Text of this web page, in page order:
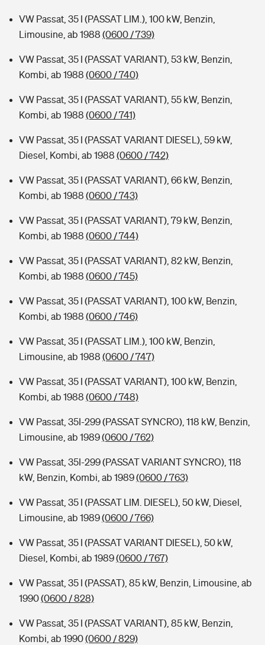
VW Passat, 35 I (PASSAT LIM.), 100 kW, Benzin,
Limousine, ab 1988 (0600 / 739)
VW Passat, 35 I (PASSAT VARIANT), 53 kW, Benzin,
Kombi, ab 1988 (0600 / 740)
VW Passat, 35 I (PASSAT VARIANT), 55 kW, Benzin,
Kombi, ab 1988 (0600 / 741)
VW Passat, 35 I (PASSAT VARIANT DIESEL), 59 kW,
Diesel, Kombi, ab 1988 (0600 / 742)
VW Passat, 35 I (PASSAT VARIANT), 66 kW, Benzin,
Kombi, ab 1988 (0600 / 743)
VW Passat, 35 I (PASSAT VARIANT), 79 kW, Benzin,
Kombi, ab 1988 (0600 / 744)
VW Passat, 35 I (PASSAT VARIANT), 82 kW, Benzin,
Kombi, ab 1988 (0600 / 745)
VW Passat, 35 I (PASSAT VARIANT), 100 kW, Benzin,
Kombi, ab 1988 (0600 / 746)
VW Passat, 35 I (PASSAT LIM.), 100 kW, Benzin,
Limousine, ab 1988 (0600 / 747)
VW Passat, 35 I (PASSAT VARIANT), 100 kW, Benzin,
Kombi, ab 1988 (0600 / 748)
VW Passat, 35I-299 (PASSAT SYNCRO), 118 kW, Benzin,
Limousine, ab 1989(0600 / 762)
VW Passat, 35I-299 (PASSAT VARIANT SYNCRO), 118
kW, Benzin, Kombi, ab 1989(0600 / 763)
VW Passat, 35 I (PASSAT LIM. DIESEL), 50 kW, Diesel,
Limousine, ab 1989(0600 / 766)
VW Passat, 35 I (PASSAT VARIANT DIESEL), 50 kW,
Diesel, Kombi, ab 1989(0600 / 767)
VW Passat, 35 I (PASSAT), 85 kW, Benzin, Limousine, ab
1990(0600 / 828)
VW Passat, 35 I (PASSAT VARIANT), 85 kW, Benzin,
Kombi, ab 1990(0600 / 829)